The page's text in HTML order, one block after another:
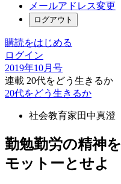
メールアドレス変更
ログアウト
購読をはじめる
ログイン
2019年10月号
連載 20代をどう生きるか
20代をどう生きるか
社会教育家田中真澄
勤勉勤労の精神を
モットーとせよ